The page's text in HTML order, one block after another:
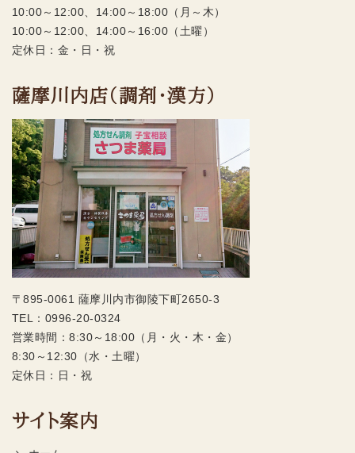
10:00～12:00、14:00～18:00（月～木）
10:00～12:00、14:00～16:00（土曜）
定休日：金・日・祝
薩摩川内店（調剤・漢方）
〒895-0061 薩摩川内市御陵下町2650-3
TEL： 0996-20-0324
営業時間：8:30～18:00（月・火・木・金）
8:30～12:30（水・土曜）
定休日：日・祝
サイト案内